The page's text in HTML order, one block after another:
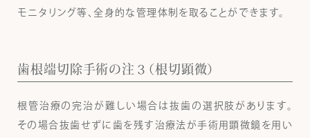
モニタリング等、全身的な管理体制を取ることができます。
歯根端切除手術の注３（根切顕微）
根管治療の完治が難しい場合は抜歯の選択肢があります。
その場合抜歯せずに歯を残す治療法が手術用顕微鏡を用い